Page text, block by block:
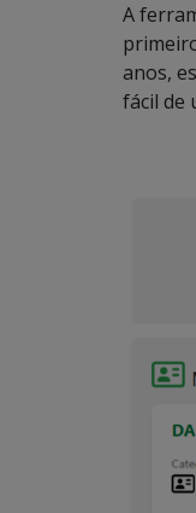
A
anos,
fácil de